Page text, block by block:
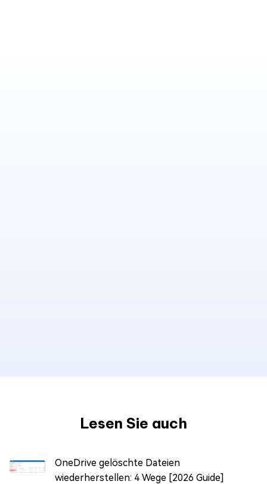
Lesen Sie auch
OneDrive gelöschte Dateien
wiederherstellen: 4 Wege [2026 Guide]